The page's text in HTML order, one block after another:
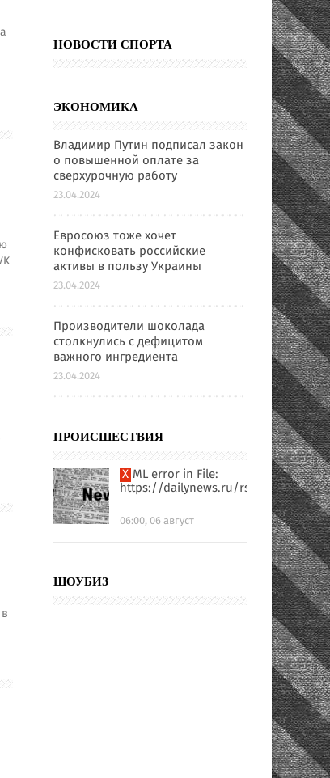
НОВОСТИ СПОРТА
ЭКОНОМИКА
Владимир Путин подписал закон
о повышенной оплате за
сверхурочную работу
23.04.2024
Евросоюз тоже хочет
конфисковать российские
активы в пользу Украины
23.04.2024
Производители шоколада
столкнулись с дефицитом
важного ингредиента
23.04.2024
ПРОИСШЕСТВИЯ
XML error in File:
https://dailynews.ru/rssfull.xml
06:00, 06 август
ШОУБИЗ